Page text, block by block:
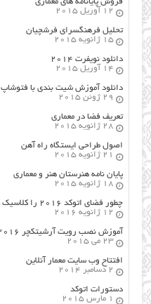
12 آوریل 2015
تحلیل فرهنگسرای فرشچیان
15 ژانویه 2015
دانلود نویفرت ۲۰۱۴
14 آوریل 2015
دانلود آموزش شیت بندی با فتوشاپ
29 ژوئن 2015
تعریف فضا در معماری
28 ژانویه 2015
اصول طراحي ایستگاه راه آهن
21 ژانویه 2015
پایان نامه هنرستان هنر و معماري
18 ژانویه 2015
چطور فضای اتوکد ۲۰۱۶ را کلاسیک کنیم؟
12 ژانویه 2016
آموزش نصب رویت آرشیتکچر ۲۰۱۶
23 می 2015
افتتاح وب سایت معمار آنلاین
2 دسامبر 2014
دستورات اتوکد
1 مارس 2015